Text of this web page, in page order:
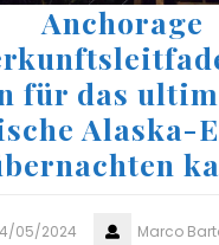
Anchorage
für das
Alaska-
05/2024 Marco